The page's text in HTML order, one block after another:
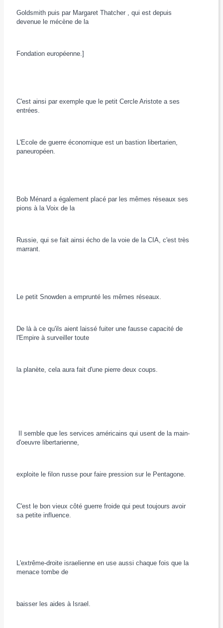
Goldsmith puis par Margaret Thatcher , qui est depuis
devenue le mécène de la
Fondation européenne.]
C'est ainsi par exemple que le petit Cercle Aristote a ses
entrées.
L'Ecole de guerre économique est un bastion libertarien,
paneuropéen.
Bob Ménard a également placé par les mêmes réseaux ses
pions à la Voix de la
Russie, qui se fait ainsi écho de la voie de la CIA, c'est très
marrant.
Le petit Snowden a emprunté les mêmes réseaux.
De là à ce qu'ils aient laissé fuiter une fausse capacité de
l'Empire à surveiller toute
la planète, cela aura fait d'une pierre deux coups.
Il semble que les services américains qui usent de la main-
d'oeuvre libertarienne,
exploite le filon russe pour faire pression sur le Pentagone.
C'est le bon vieux côté guerre froide qui peut toujours avoir
sa petite influence.
L'extrême-droite israelienne en use aussi chaque fois que la
menace tombe de
baisser les aides à Israel.